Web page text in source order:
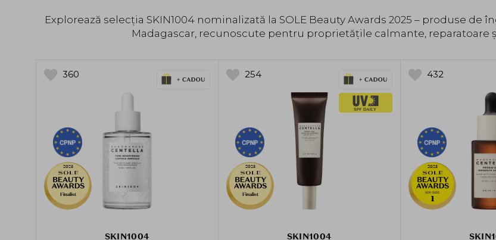
Explorează selecția SKIN1004 nominalizată la SOLE Beauty Awards 2025 – produse de
Madagascar, recunoscute pentru proprietățile calmante, reparatoare
360
2025
Finalist
SKIN1004
254
2025
Finalist
SKIN1004
432
2025
SER-2025
1